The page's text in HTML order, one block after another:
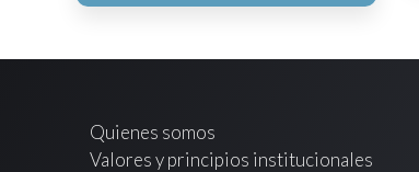
Quienes somos
Valores y principios institucionales